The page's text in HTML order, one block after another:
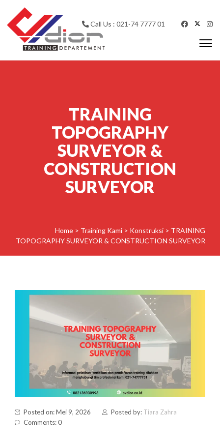
Skip to content
Call Us : 021-74 7777 01
TRAINING
TOPOGRAPHY
SURVEYOR &
CONSTRUCTION
SURVEYOR
Home > Training Kami > Konstruksi > TRAINING
TOPOGRAPHY SURVEYOR & CONSTRUCTION SURVEYOR
Posted on: Mei 9, 2026 Posted by: Tiara Zahra
Comments: 0